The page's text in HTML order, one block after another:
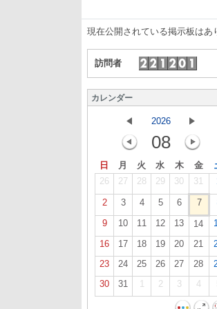
現在公開されている掲示板はあ
訪問者
カレンダー
2026
08
日 月 火 水 木 金
26
27 28 29 30 31
2 3 4 5 6 7
9
10 11 12 13 14
16
17 18 19 20 21
23
24 25 26 27 28
30
31 1 2 3 4